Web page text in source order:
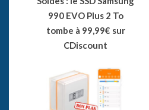
990 EVO Plus 2 To
tombe à 99,99€ sur
CDiscount